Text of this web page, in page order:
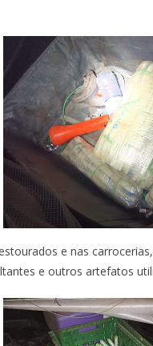
e nas
e outros artefatos